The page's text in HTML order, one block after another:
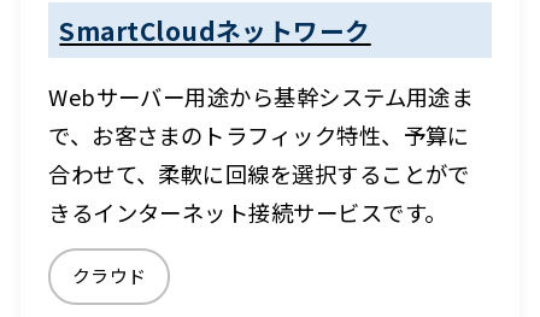
SmartCloudネットワーク
Webサーバー用途から基幹システム用途ま
で、お客さまのトラフィック特性、予算に
合わせて、柔軟に回線を選択することがで
きるインターネット接続サービスです。
クラウド